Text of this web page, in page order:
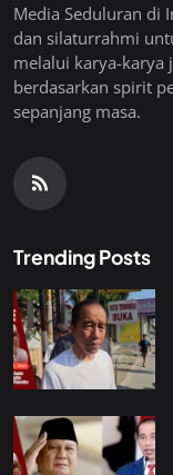
Media Seduluran di
dan silaturrahmi
melalui karya-
berdasarkan spirit
sepanjang masa.
Trending Posts